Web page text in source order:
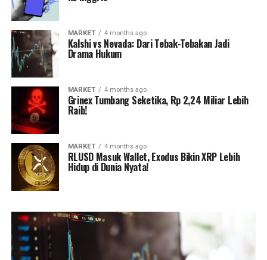
MARKET 4 months ago
Kalshi vs Nevada: Dari Tebak-Tebakan Jadi
Drama Hukum
MARKET 4 months ago
Grinex Tumbang Seketika, Rp 2,24 Miliar Lebih
Raib!
MARKET 4 months ago
RLUSD Masuk Wallet, Exodus Bikin XRP Lebih
Hidup di Dunia Nyata!